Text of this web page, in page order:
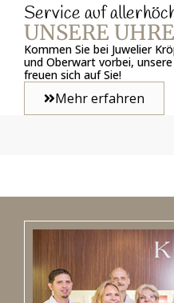
Service auf
UNSERE
Kommen Sie bei Juwelier
und Oberwart vorbei,
freuen sich auf Sie!
Mehr erfahren